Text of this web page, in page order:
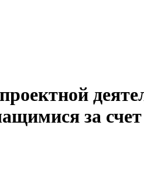
за